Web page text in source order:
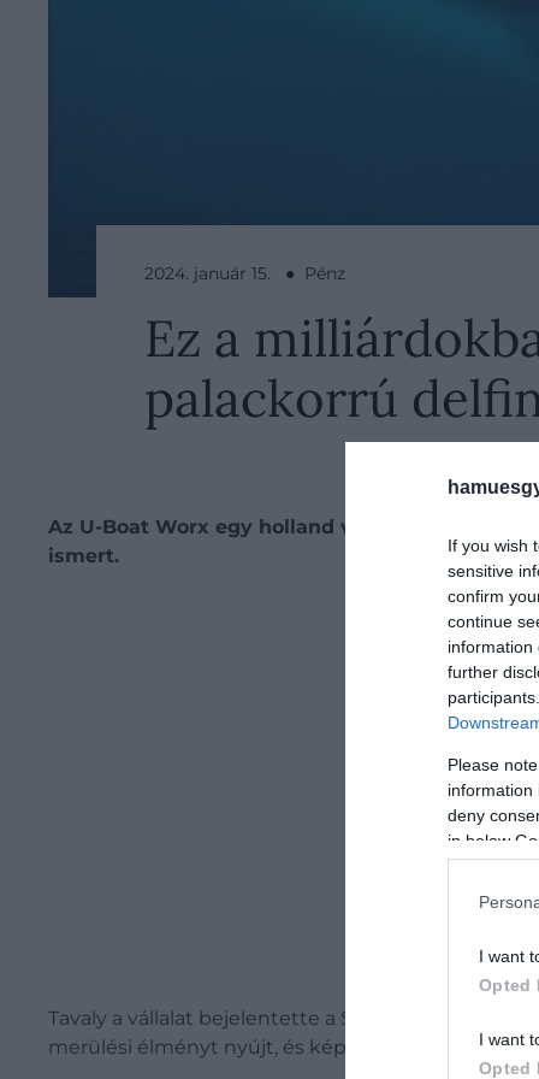
If you wish
sensitive
confirm
continue
information
further
Please
information
deny
in below
I want
Opted
I want
Opted
2024. január 15. ● Pénz
Ez a
palackorrú
Az U-Boat Worx egy holland vállalat, amely a
ismert.
Tavaly a vállalat bejelentette a Super Sub nevű
merülési élményt nyújt, és képes megbirkózni az